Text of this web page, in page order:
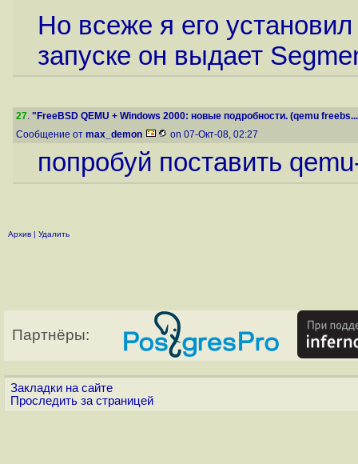
Но всеже я его
запуске он выдает
27. "FreeBSD QEMU + Windows 2000: новые подробности. (qemu
Сообщение от max_demon on 07-Окт-08, 02:27
попробуй поставить
Архив | Удалить
Партнёры:
Закладки на сайте
Проследить за страницей